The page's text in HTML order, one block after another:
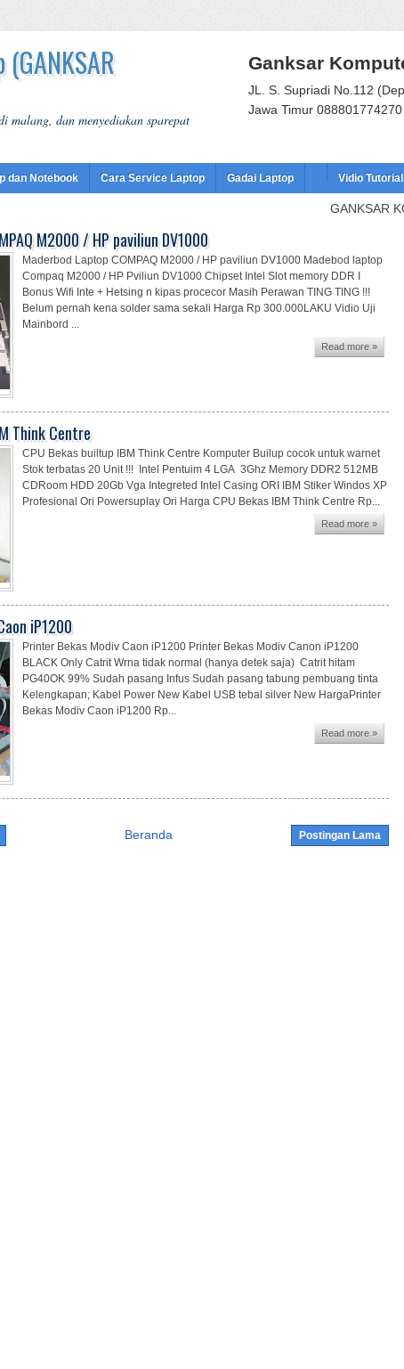
malang, dan menyediakan sparepat
Ganksar
JL. S. Supriadi No.112
Jawa Timur
dan Notebook Cara Service Laptop Gadai Laptop Vidio Tutorial
GANKSAR
M2000 / HP paviliun DV1000
Maderbod Laptop COMPAQ M2000 / HP paviliun DV1000 Madebod laptop
Compaq M2000 / HP Pviliun DV1000 Chipset Intel Slot memory DDR I
Bonus Wifi Inte + Hetsing n kipas procecor Masih Perawan TING TING !!!
Belum pernah kena solder sama sekali Harga Rp 300.000LAKU Vidio Uji
Mainbord ...
Read more »
Think Centre
CPU Bekas builtup IBM Think Centre Komputer Builup cocok untuk warnet
Stok terbatas 20 Unit !!! Intel Pentuim 4 LGA 3Ghz Memory DDR2 512MB
CDRoom HDD 20Gb Vga Integreted Intel Casing ORI IBM Stiker Windos XP
Profesional Ori Powersuplay Ori Harga CPU Bekas IBM Think Centre Rp...
Read more »
iP1200
Printer Bekas Modiv Caon iP1200 Printer Bekas Modiv Canon iP1200
BLACK Only Catrit Wrna tidak normal (hanya detek saja) Catrit hitam
PG40OK 99% Sudah pasang Infus Sudah pasang tabung pembuang tinta
Kelengkapan; Kabel Power New Kabel USB tebal silver New HargaPrinter
Bekas Modiv Caon iP1200 Rp...
Read more »
Postingan Lama
Beranda